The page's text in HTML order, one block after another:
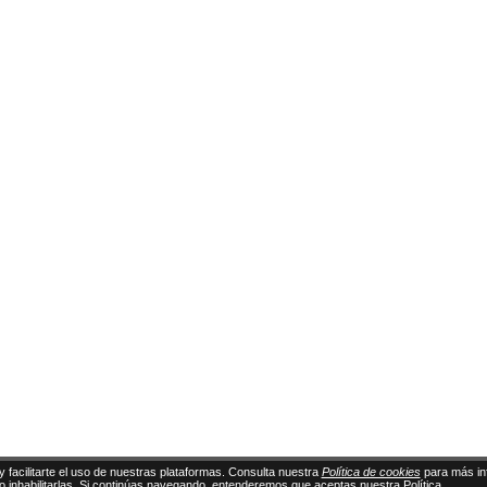
facilitarte el uso de nuestras plataformas. Consulta nuestra Política de cookiespara más